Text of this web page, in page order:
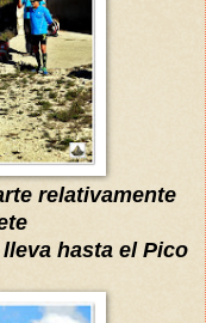
relativamente
hasta el Pico